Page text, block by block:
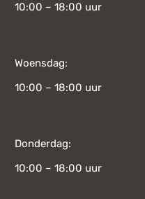
10:00 – 18:00 uur
Woensdag:
10:00 – 18:00 uur
Donderdag:
10:00 – 18:00 uur